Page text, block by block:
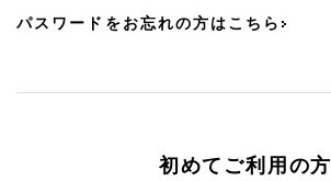
パスワードをお忘れの方はこちら
初めてご利用の方